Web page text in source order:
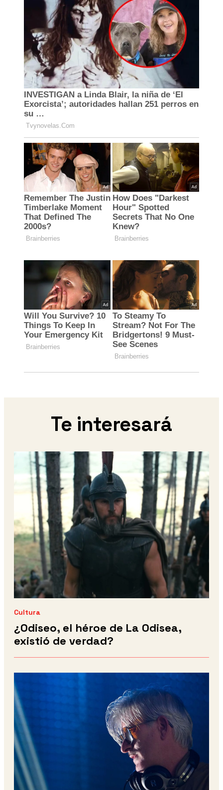
Te interesará
Cultura
¿Odiseo, el héroe de La Odisea,
existió de verdad?